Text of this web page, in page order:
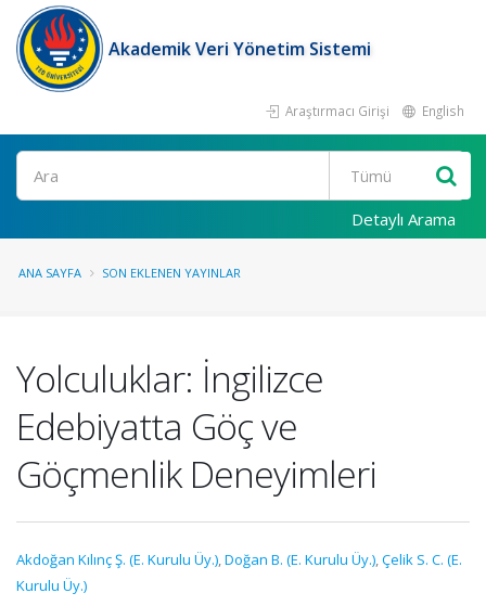
Akademik Veri Yönetim Sistemi
Araştırmacı Girişi English
Ara
Detaylı Arama
ANA SAYFA SON EKLENEN YAYINLAR
Yolculuklar: İngilizce
Edebiyatta Göç ve
Göçmenlik Deneyimleri
Akdoğan Kılınç Ş. (E. Kurulu Üy.),Doğan B. (E. Kurulu Üy.),Çelik S. C. (E.
Kurulu Üy.)